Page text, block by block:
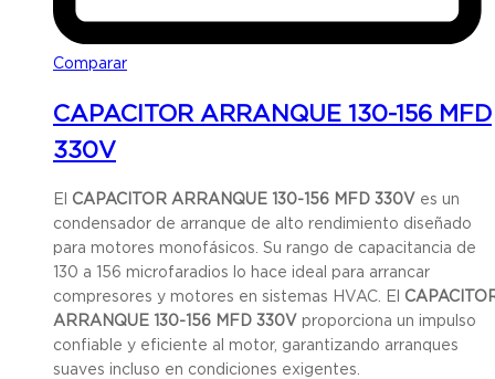
Comparar
CAPACITOR ARRANQUE 130-156 MFD
330V
El CAPACITOR ARRANQUE 130-156 MFD 330V es un
condensador de arranque de alto rendimiento diseñado
para motores monofásicos. Su rango de capacitancia de
130 a 156 microfaradios lo hace ideal para arrancar
compresores y motores en sistemas HVAC. El
ARRANQUE 130-156 MFD 330V proporciona un impulso
confiable y eficiente al motor, garantizando arranques
suaves incluso en condiciones exigentes.